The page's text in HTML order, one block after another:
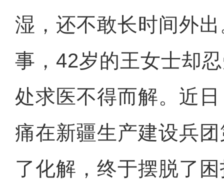
湿，还不敢长时间外
事，42岁的王女士却
处求医不得而解。近
痛在新疆生产建设兵
了化解，终于摆脱了